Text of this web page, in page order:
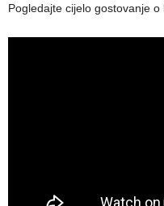
Pogledajte cijelo gostovanje